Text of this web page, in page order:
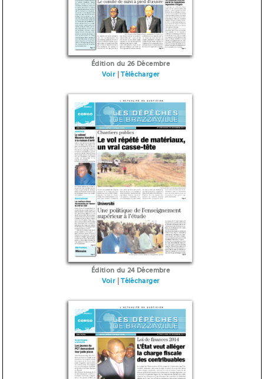
Édition du 26 Décembre
Voir|Télécharger
Édition du 24 Décembre
Voir|Télécharger